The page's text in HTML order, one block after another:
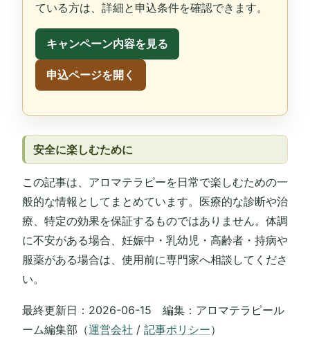
ている方は、詳細と申込条件を確認できます。
キャンペーン内容を見る
申込ページを開く
安全に楽しむために
この記事は、アロマテラピーを日常で楽しむための一
般的な情報としてまとめています。医療的な診断や治
療、特定の効果を保証するものではありません。体調
に不安がある場合、妊娠中・乳幼児・高齢者・持病や
服薬がある場合は、使用前に専門家へ相談してくださ
い。
最終更新日：2026-06-15 編集：アロマテラピール
ーム編集部（運営会社 / 記事ポリシー）